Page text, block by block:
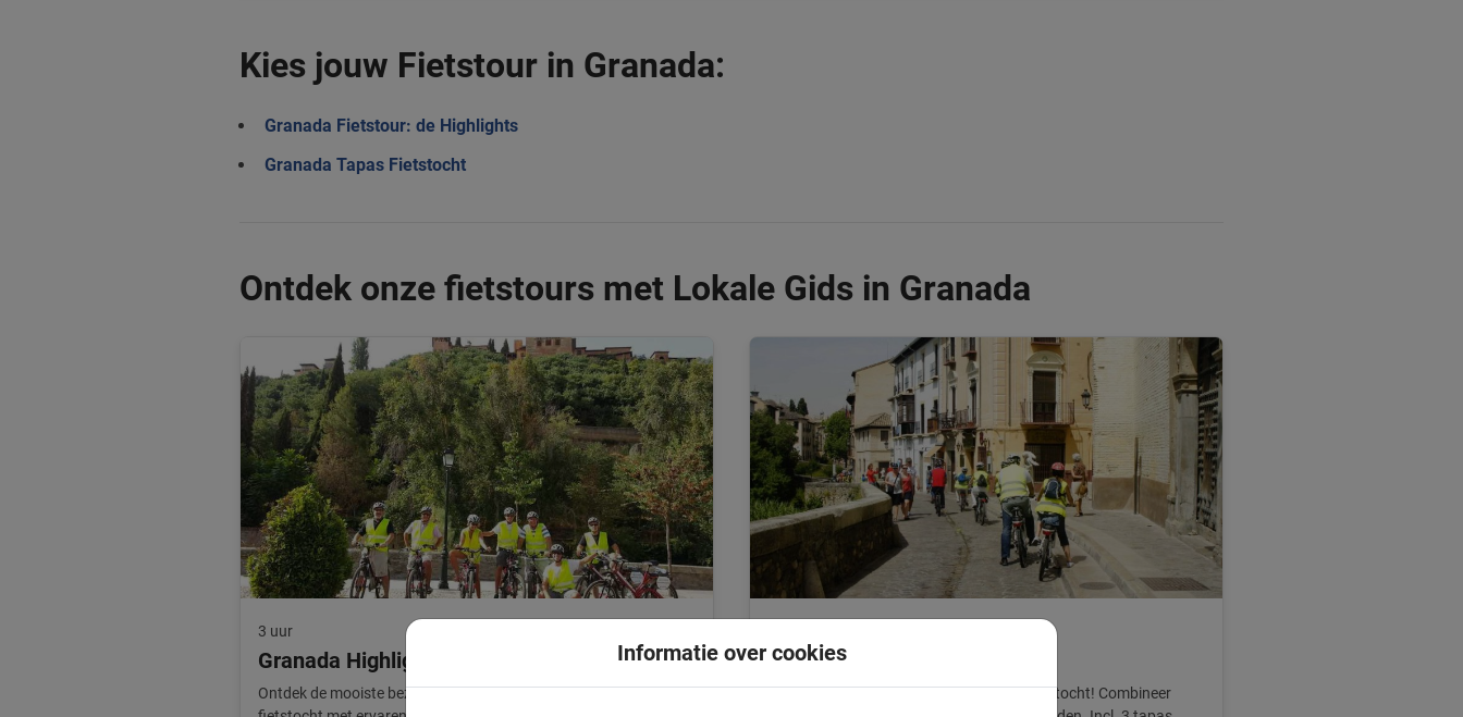
Informatie over cookies
Kies jouw Fietstour in Granada:
Granada Fietstour: de Highlights
Granada Tapas Fietstocht
Ontdek onze fietstours met Lokale Gids in Granada
3 uur
Granada Highlights Tour
Ontdek de mooiste bezienswaardigheden van de stad tijdens een
Granada Tapas Fietstocht
Geniet van heerlijke tapas tijdens deze fietstocht! Combineer